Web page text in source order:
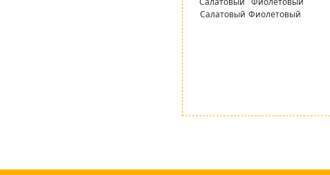
Салатовый Фиолетовый